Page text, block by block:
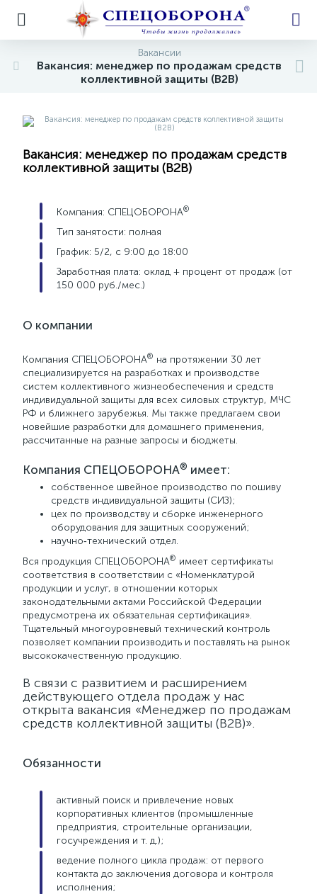
Вакансии
Вакансия: менеджер по продажам средств
коллективной защиты (B2B)
Вакансия: менеджер по продажам средств
коллективной защиты (B2B)
Компания: СПЕЦОБОРОНА®
Тип занятости: полная
График: 5/2, с 9:00 до 18:00
Заработная плата: оклад + процент от продаж (от
150 000 руб./мес.)
О компании
Компания СПЕЦОБОРОНА® на протяжении 30 лет
специализируется на разработках и производстве
систем коллективного жизнеобеспечения и средств
индивидуальной защиты для всех силовых структур, МЧС
РФ и ближнего зарубежья. Мы также предлагаем свои
новейшие разработки для домашнего применения,
рассчитанные на разные запросы и бюджеты.
Компания СПЕЦОБОРОНА® имеет:
собственное швейное производство по пошиву
средств индивидуальной защиты (СИЗ);
цех по производству и сборке инженерного
оборудования для защитных сооружений;
научно‑технический отдел.
Вся продукция СПЕЦОБОРОНА® имеет сертификаты
соответствия в соответствии с «Номенклатурой
продукции и услуг, в отношении которых
законодательными актами Российской Федерации
предусмотрена их обязательная сертификация».
Тщательный многоуровневый технический контроль
позволяет компании производить и поставлять на рынок
высококачественную продукцию.
В связи с развитием и расширением
действующего отдела продаж у нас
открыта вакансия «Менеджер по продажам
средств коллективной защиты (B2B)».
Обязанности
активный поиск и привлечение новых
корпоративных клиентов (промышленные
предприятия, строительные организации,
госучреждения и т. д.);
ведение полного цикла продаж: от первого
контакта до заключения договора и контроля
исполнения;